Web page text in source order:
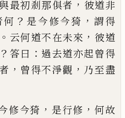
最初剎那俱者 ， 彼道非
何 ？ 是今修今猗 ， 謂得
。 云何道不在未來 ， 彼道
？ 答曰 ： 過去道亦起曾得
， 曾得不淨觀 ， 乃至盡
修今猗 ， 是行修 ， 何故